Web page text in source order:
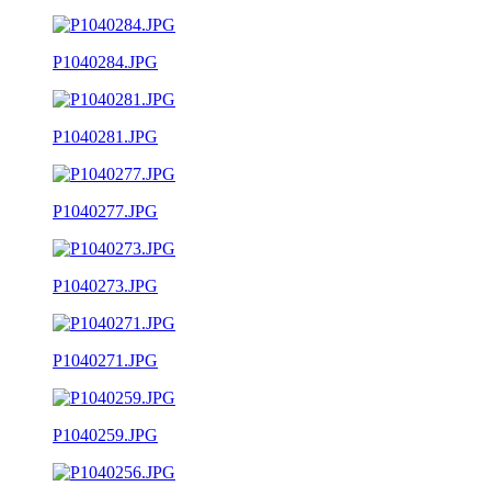
P1040284.JPG
P1040281.JPG
P1040277.JPG
P1040273.JPG
P1040271.JPG
P1040259.JPG